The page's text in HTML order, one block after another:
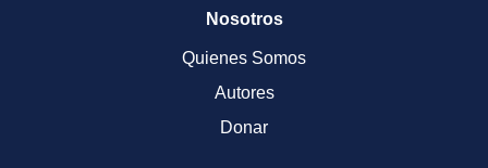
Nosotros
Quienes Somos
Autores
Donar